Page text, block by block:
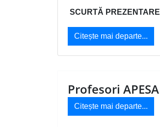
SCURTĂ PREZENTARE
Citește mai departe...
Profesori APESA
Citește mai departe...